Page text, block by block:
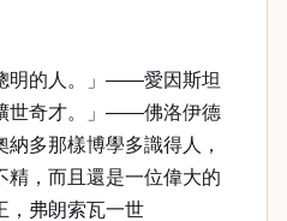
明的人。」——愛因斯坦
世奇才。」——佛洛伊德
多那樣博學多識得人，
精，而且還是一位偉大的
弗朗索瓦一世